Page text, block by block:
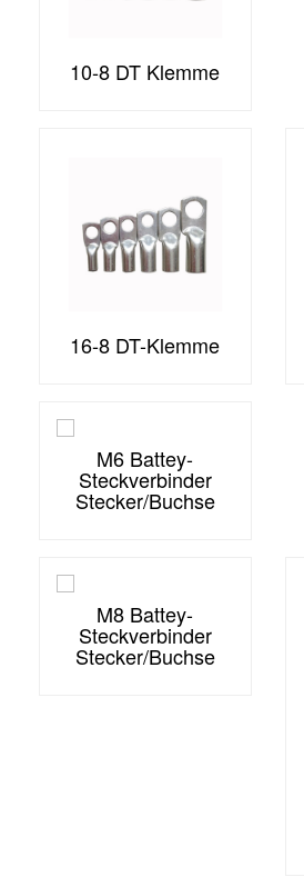
10-8 DT Klemme
16-8 DT-Klemme
M6 Battey-
Steckverbinder
Stecker/Buchse
M8 Battey-
Steckverbinder
Stecker/Buchse